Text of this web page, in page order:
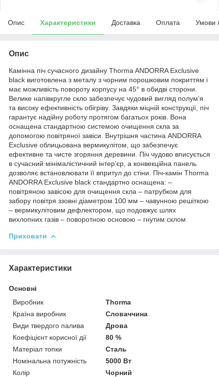
Опис Характеристики Доставка Оплата Умови
Опис
Камінна піч сучасного дизайну Thorma ANDORRA Exclusive
black виготовлена з металу з чорним порошковим покриттям і
має можливість повороту корпусу на 45° в обидві сторони.
Велике напівкругле скло забезпечує чудовий вигляд полум’я
та високу ефективність обігріву. Завдяки міцній конструкції, піч
гарантує надійну роботу протягом багатьох років. Вона
оснащена стандартною системою очищення скла за
допомогою повітряної завіси. Внутрішня частина ANDORRA
Exclusive облицьована вермикулітом, що забезпечує
ефективне та чисте згоряння деревини. Піч чудово вписується
в сучасний мінімалістичний інтер’єр, а конвекційна панель
дозволяє встановлювати її впритул до стіни. Піч-камін Thorma
ANDORRA Exclusive black стандартно оснащена: –
повітряною завісою для очищення скла – патрубком для
забору повітря ззовні діаметром 100 мм – чавунною решіткою
– вермикулітовим дефлектором, що подовжує шлях
вихлопних газів – поворотною основою – гнутим склом
Приховати
Характеристики
Основні
Виробник
Thorma
Країна виробник
Словаччина
Види твердого палива
Дрова
Коефіцієнт корисної дії
80 %
Матеріал топки
Сталь
Номінальна потужність
5000 Вт
Колір
Чорний